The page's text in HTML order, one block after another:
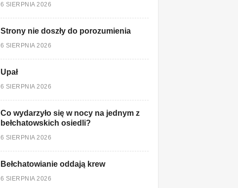
6 SIERPNIA 2026
Strony nie doszły do porozumienia
6 SIERPNIA 2026
Upał
6 SIERPNIA 2026
Co wydarzyło się w nocy na jednym z
bełchatowskich osiedli?
6 SIERPNIA 2026
Bełchatowianie oddają krew
6 SIERPNIA 2026